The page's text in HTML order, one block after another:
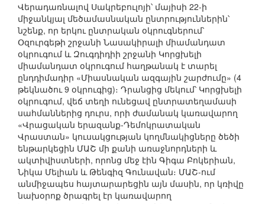
Վերադառնալով Սակրեբուլոյի՝ մայիսի 22-ի
միջանկյալ մեծամասնական ընտրություններին՝
նշենք, որ երկու ընտրական օկրուգներում՝
Օզուրգեթի շրջանի Նասակիրալի միամանդատ
օկրուգում և Զուգդիդիի շրջանի Կորցխելի
միամանդատ օկրուգում հաղթանակ է տարել
ընդդիմադիր «Միասնական ազգային շարժումը» (4
թեկնածու 9 օկրուգից)։ Դրանցից մեկում՝ Կորցխելի
օկրուգում, վեճ տեղի ունեցավ ընտրատեղամասի
սահմաններից դուրս, որի ժամանակ կառավարող
«Վրացական երազանք-Դեմոկրատական
Վրաստան» կուսակցության կողմնակիցները ծեծի
ենթարկեցին ՄԱՇ մի քանի առաջնորդների և
ակտիվիստների, որոնց մեջ էին Գիգա Բոկերիան,
Նիկա Մելիան և Թենգիզ Գունավան։ ՄԱՇ-ում
անմիջապես հայտարարեցին այն մասին, որ կռիվը
նախօրոք ծրագրել էր կառավարող